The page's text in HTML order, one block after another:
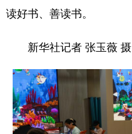
读好书、善读书。
新华社记者 张玉薇 摄